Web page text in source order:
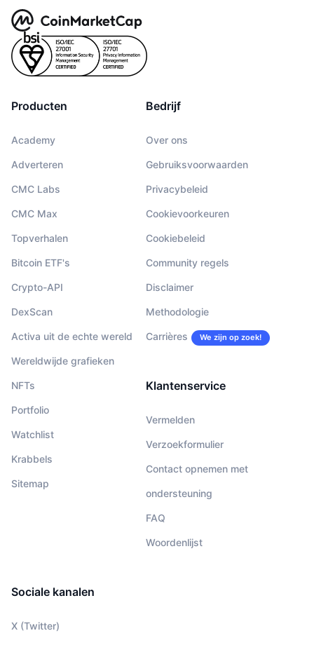
Producten
Academy
Adverteren
CMC Labs
CMC Max
Topverhalen
Bitcoin ETF's
Crypto-API
DexScan
Activa uit de echte wereld
Wereldwijde grafieken
NFTs
Portfolio
Watchlist
Krabbels
Sitemap
Bedrijf
Over ons
Gebruiksvoorwaarden
Privacybeleid
Cookievoorkeuren
Cookiebeleid
Community regels
Disclaimer
Methodologie
Carrières We zijn op zoek!
Klantenservice
Vermelden
Verzoekformulier
Contact opnemen met
ondersteuning
FAQ
Woordenlijst
Sociale kanalen
X (Twitter)